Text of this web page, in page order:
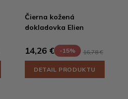
Čierna kožená
dokladovka Elien
14,26 € -15% 16,78 €
DETAIL PRODUKTU